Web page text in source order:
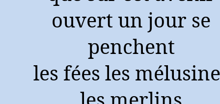
ouvert un jour se
penchent
les fées les